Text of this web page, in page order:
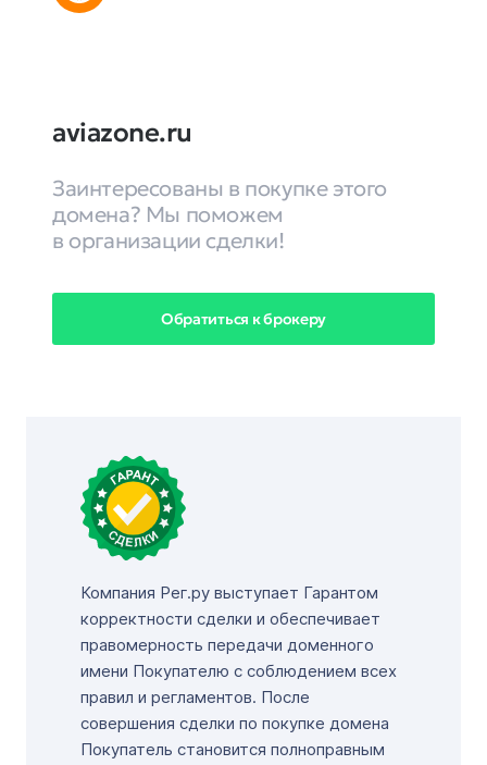
aviazone.ru
Заинтересованы в покупке этого
домена? Мы поможем
в организации сделки!
Обратиться к брокеру
Компания Рег.ру выступает Гарантом
корректности сделки и обеспечивает
правомерность передачи доменного
имени Покупателю с соблюдением всех
правил и регламентов. После
совершения сделки по покупке домена
Покупатель становится полноправным